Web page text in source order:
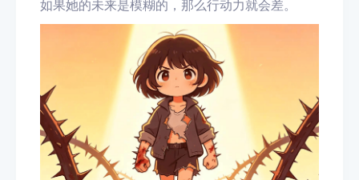
如果她的未来是模糊的，那么行动力就会差。